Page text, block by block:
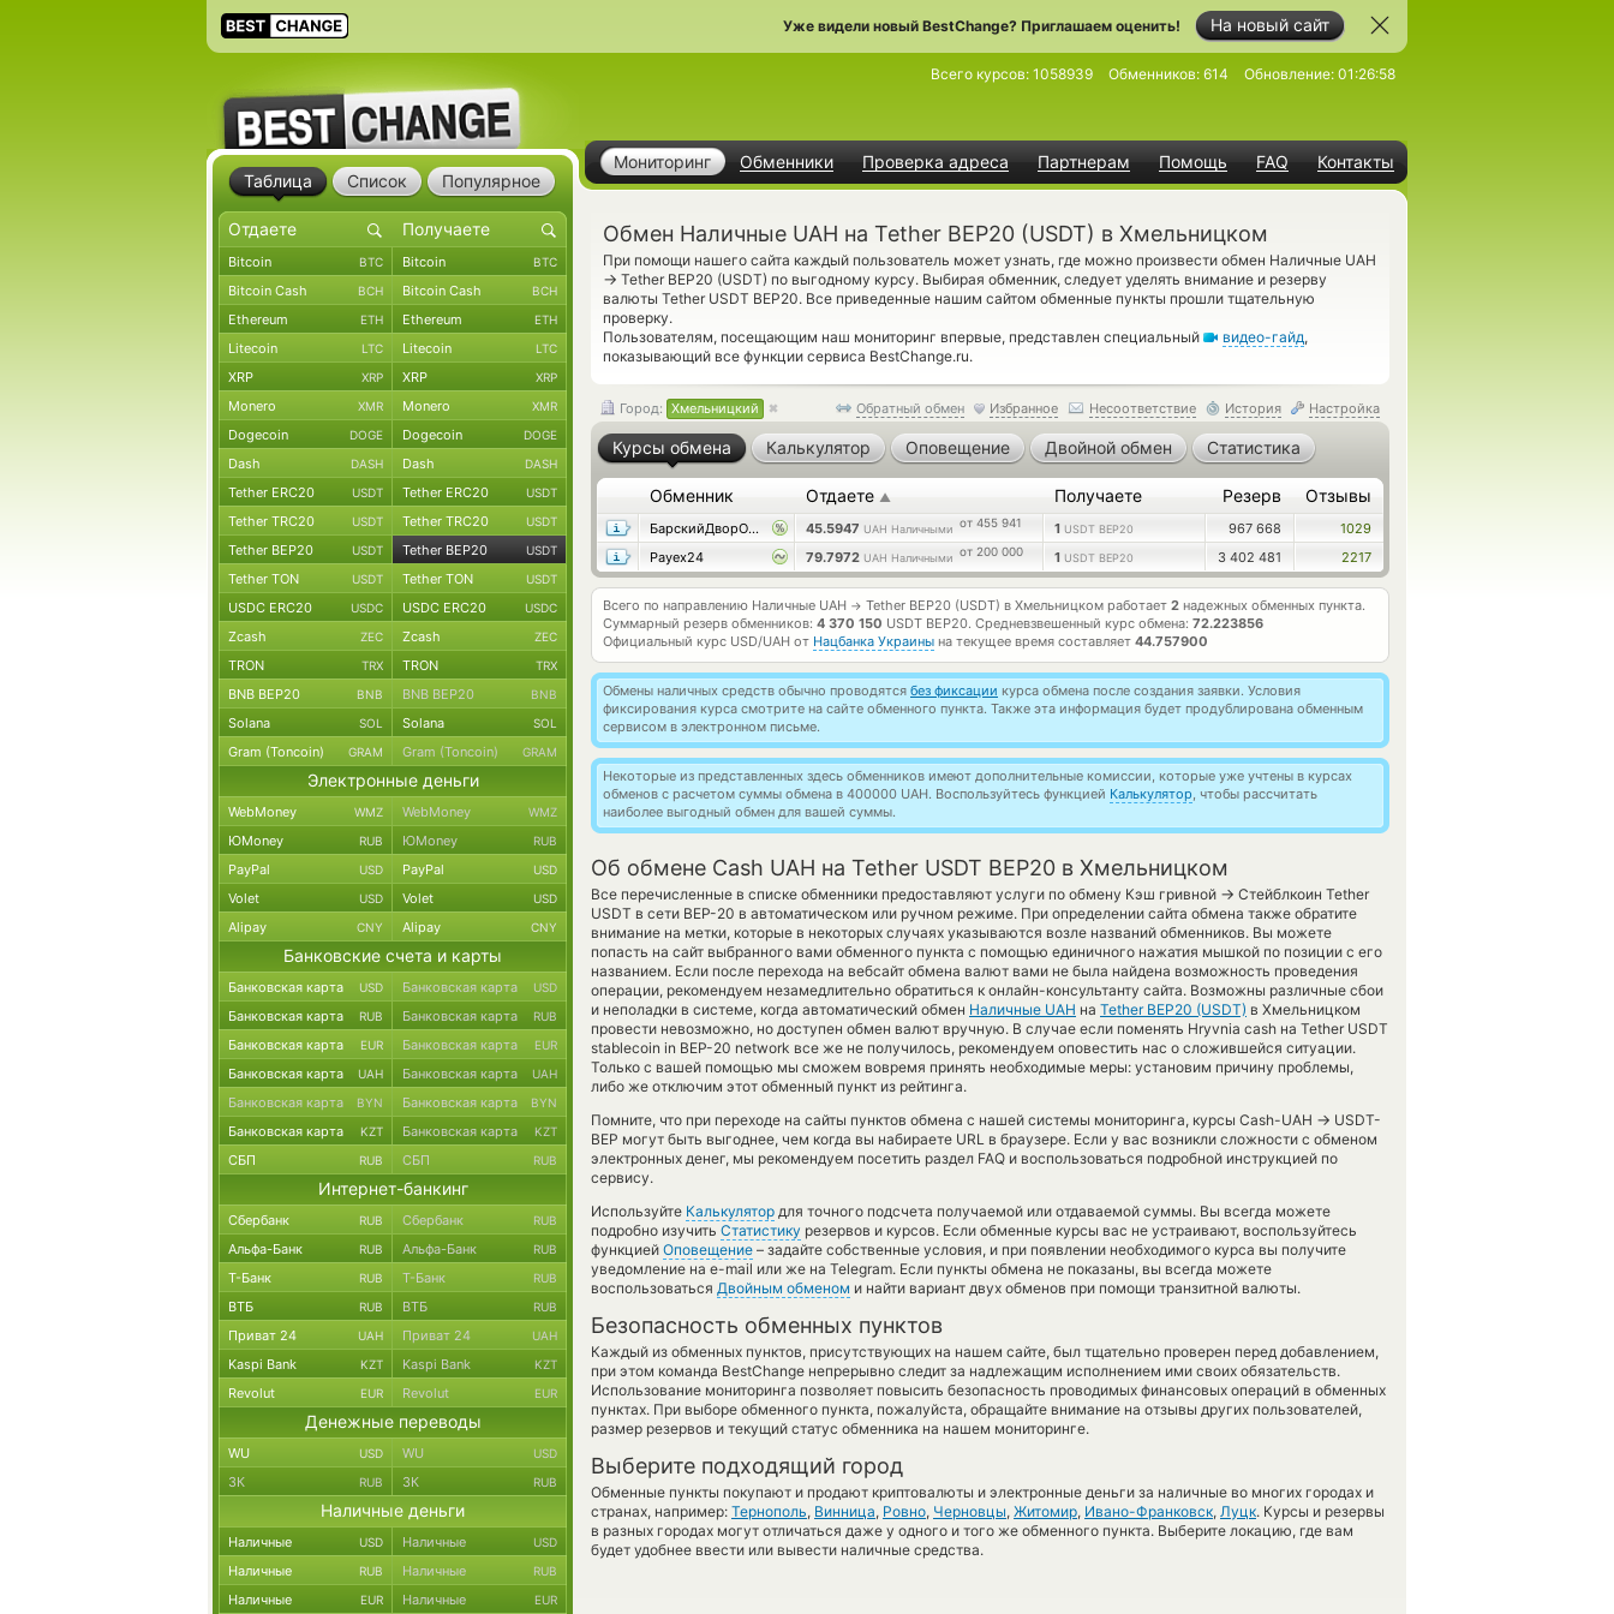
На новый сайт
Уже видели новый BestChange? Приглашаем оценить!
Мониторинг Обменники Проверка адреса Партнерам Помощь FAQ Контакты
Всего курсов: 1058939 Обменников: 614 Обновление: 01:26:58
Обмен Наличные UAH на Tether BEP20 (USDT) в Хмельницком
При помощи нашего сайта каждый пользователь может узнать, где можно произвести обмен Наличные UAH
→ Tether BEP20 (USDT) по выгодному курсу. Выбирая обменник, следует уделять внимание и резерву
валюты Tether USDT BEP20. Все приведенные нашим сайтом обменные пункты прошли тщательную
проверку.
Пользователям, посещающим наш мониторинг впервые, представлен специальный
видео-гайд,
показывающий все функции сервиса BestChange.ru.
Обратный обмен Избранное Несоответствие История Настройка
Город: Хмельницкий
Курсы обмена Калькулятор Оповещение Двойной обмен Статистика
Обменник Отдаете ▲ Получаете Резерв Отзывы
БарскийДворОбмен 45.5947 UAH Наличными от 455 941 1 USDT BEP20 967 668
1029
Payex24
79.7972 UAH Наличными от 200 000 1 USDT BEP20 3 402 481 2217
Всего по направлению Наличные UAH → Tether BEP20 (USDT) в Хмельницком работает 2 надежных обменных пункта.
Суммарный резерв обменников: 4 370 150 USDT BEP20. Средневзвешенный курс обмена: 72.223856
Официальный курс USD/UAH от Нацбанка Украины на текущее время составляет 44.757900
Обмены наличных средств обычно проводятся без фиксации курса обмена после создания заявки. Условия
фиксирования курса смотрите на сайте обменного пункта. Также эта информация будет продублирована обменным
сервисом в электронном письме.
Некоторые из представленных здесь обменников имеют дополнительные комиссии, которые уже учтены в курсах
обменов с расчетом суммы обмена в 400000 UAH. Воспользуйтесь функцией Калькулятор, чтобы рассчитать
наиболее выгодный обмен для вашей суммы.
Об обмене Cash UAH на Tether USDT BEP20 в Хмельницком
Все перечисленные в списке обменники предоставляют услуги по обмену Кэш гривной → Стейблкоин Tether
USDT в сети BEP-20 в автоматическом или ручном режиме. При определении сайта обмена также обратите
внимание на метки, которые в некоторых случаях указываются возле названий обменников. Вы можете
попасть на сайт выбранного вами обменного пункта с помощью единичного нажатия мышкой по позиции с его
названием. Если после перехода на вебсайт обмена валют вами не была найдена возможность проведения
операции, рекомендуем незамедлительно обратиться к онлайн-консультанту сайта. Возможны различные сбои
и неполадки в системе, когда автоматический обмен Наличные UAH на Tether BEP20 (USDT) в Хмельницком
провести невозможно, но доступен обмен валют вручную. В случае если поменять Hryvnia cash на Tether USDT
stablecoin in BEP-20 network все же не получилось, рекомендуем оповестить нас о сложившейся ситуации.
Только с вашей помощью мы сможем вовремя принять необходимые меры: установим причину проблемы,
либо же отключим этот обменный пункт из рейтинга.
Помните, что при переходе на сайты пунктов обмена с нашей системы мониторинга, курсы Cash-UAH → USDT-
BEP могут быть выгоднее, чем когда вы набираете URL в браузере. Если у вас возникли сложности с обменом
электронных денег, мы рекомендуем посетить раздел FAQ и воспользоваться подробной инструкцией по
сервису.
Используйте Калькулятор для точного подсчета получаемой или отдаваемой суммы. Вы всегда можете
подробно изучить Статистику резервов и курсов. Если обменные курсы вас не устраивают, воспользуйтесь
функцией Оповещение – задайте собственные условия, и при появлении необходимого курса вы получите
уведомление на e-mail или же на Telegram. Если пункты обмена не показаны, вы всегда можете
воспользоваться Двойным обменом и найти вариант двух обменов при помощи транзитной валюты.
Безопасность обменных пунктов
Каждый из обменных пунктов, присутствующих на нашем сайте, был тщательно проверен перед добавлением,
при этом команда BestChange непрерывно следит за надлежащим исполнением ими своих обязательств.
Использование мониторинга позволяет повысить безопасность проводимых финансовых операций в обменных
пунктах. При выборе обменного пункта, пожалуйста, обращайте внимание на отзывы других пользователей,
размер резервов и текущий статус обменника на нашем мониторинге.
Выберите подходящий город
Обменные пункты покупают и продают криптовалюты и электронные деньги за наличные во многих городах и
странах, например: Тернополь, Винница, Ровно, Черновцы, Житомир, Ивано-Франковск, Луцк. Курсы и резервы
в разных городах могут отличаться даже у одного и того же обменного пункта. Выберите локацию, где вам
будет удобнее ввести или вывести наличные средства.
Таблица Список Популярное
Bitcoin BTC Bitcoin BTC
Bitcoin Cash BCH Bitcoin Cash BCH
Ethereum ETH Ethereum ETH
Litecoin LTC Litecoin LTC
XRP XRP XRP XRP
Monero XMR Monero XMR
Dogecoin DOGE Dogecoin DOGE
Dash DASH Dash DASH
Tether ERC20 USDT Tether ERC20 USDT
Tether TRC20 USDT Tether TRC20 USDT
Tether BEP20 USDT Tether BEP20 USDT
Tether TON USDT Tether TON USDT
USDC ERC20 USDC USDC ERC20 USDC
Zcash ZEC Zcash ZEC
TRON TRX TRON TRX
BNB BEP20 BNB BNB BEP20 BNB
Solana SOL Solana SOL
Gram (Toncoin) GRAM Gram (Toncoin) GRAM
Электронные деньги
WebMoney WMZ WebMoney WMZ
ЮMoney RUB ЮMoney RUB
PayPal USD PayPal USD
Volet USD Volet USD
Alipay CNY Alipay CNY
Банковские счета и карты
Банковская карта USD Банковская карта USD
Банковская карта RUB Банковская карта RUB
Банковская карта EUR Банковская карта EUR
Банковская карта UAH Банковская карта UAH
Банковская карта BYN Банковская карта BYN
Банковская карта KZT Банковская карта KZT
СБП RUB СБП RUB
Интернет-банкинг
Сбербанк RUB Сбербанк RUB
Альфа-Банк RUB Альфа-Банк RUB
Т-Банк RUB Т-Банк RUB
ВТБ RUB ВТБ RUB
Приват 24 UAH Приват 24 UAH
Kaspi Bank KZT Kaspi Bank KZT
Revolut EUR Revolut EUR
Денежные переводы
WU USD WU USD
ЗК RUB ЗК RUB
Наличные деньги
Наличные USD Наличные USD
Наличные RUB Наличные RUB
Наличные EUR Наличные EUR